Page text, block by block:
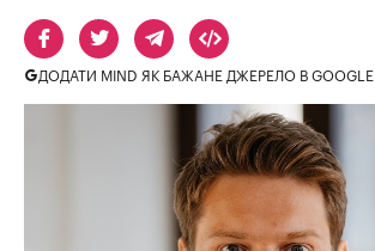
ДОДАТИ MIND ЯК БАЖАНЕ ДЖЕРЕЛО В GOOGLE